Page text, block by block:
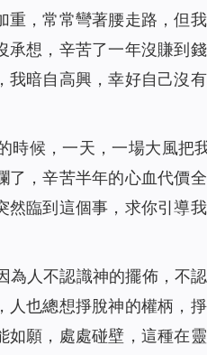
讀物）
條實行路途（有聲讀物）
重，常常彎著腰走路，但
承想，辛苦了一年沒賺到
暗自高興，幸好自己沒
時候，一天，一場大風把
，辛苦半年的心血代價
然臨到這個事，求你引導
為人不認識神的擺佈，不
人也總想掙脫神的權柄，
如願，處處碰壁，這種在